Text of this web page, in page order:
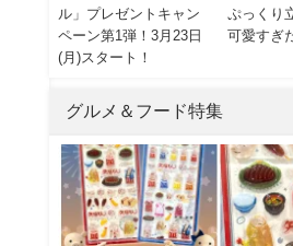
ル」プレゼントキャン
ペーン第1弾！3月23日
(月)スタート！
ぷっくり
可愛す
グルメ＆フード特集